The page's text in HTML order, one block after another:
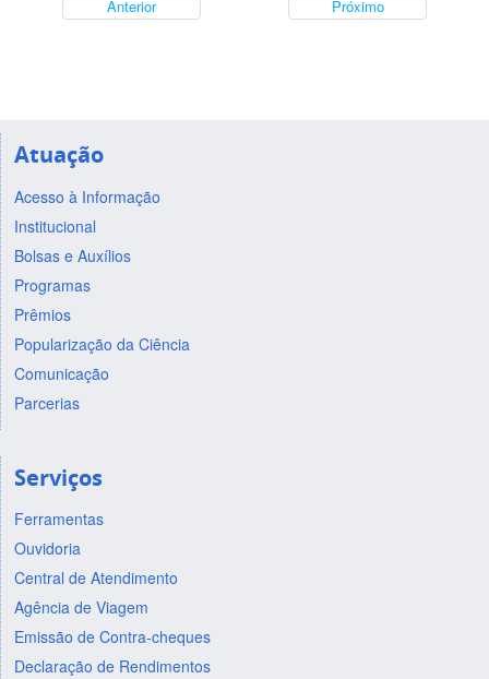
Anterior Próximo
Atuação
Acesso à Informação
Institucional
Bolsas e Auxílios
Programas
Prêmios
Popularização da Ciência
Comunicação
Parcerias
Serviços
Ferramentas
Ouvidoria
Central de Atendimento
Agência de Viagem
Emissão de Contra-cheques
Declaração de Rendimentos